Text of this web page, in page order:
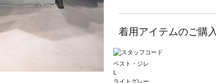
着用アイテムのご購
ベスト・ジレ
L
ライトグレー